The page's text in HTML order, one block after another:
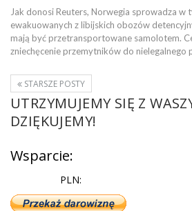
Jak donosi Reuters, Norwegia sprowadza w
ewakuowanych z libijskich obozów
mają być przetransportowane samolotem.
zniechęcenie przemytników do nielegalnego
STARSZE POSTY
UTRZYMUJEMY SIĘ Z
DZIĘKUJEMY!
Wsparcie:
PLN: